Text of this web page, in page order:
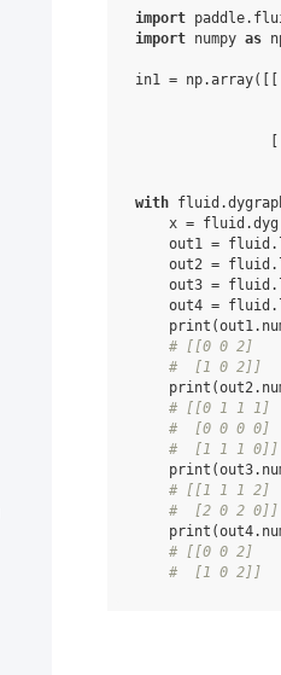
import
import numpy as
in1 = np.array
with fluid .
x = fluid .
out1 = fluid .
out2 = fluid .
out3 = fluid .
out4 = fluid .
print (out1.
# [[0 0 2]
#  [1 0 2]]
print (out2.
# [[0 1 1 1]
#  [0 0 0 0]
#  [1 1 1 0]]
print (out3.
# [[1 1 1 2]
#  [2 0 2 0]]
print (out4.
# [[0 0 2]
#  [1 0 2]]